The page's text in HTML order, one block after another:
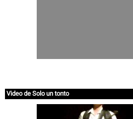
Video de Solo un tonto